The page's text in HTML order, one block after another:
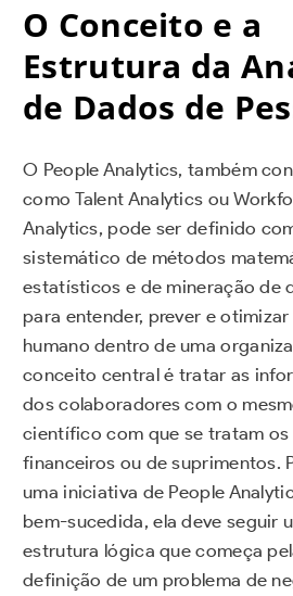
O Conceito e a
Estrutura da
de Dados de
O People Analytics, também
como Talent Analytics ou
Analytics, pode ser definido
sistemático de métodos
estatísticos e de mineração de
para entender, prever e
humano dentro de uma
conceito central é tratar as
dos colaboradores com o
científico com que se tratam
financeiros ou de suprimentos.
uma iniciativa de People
bem-sucedida, ela deve seguir
estrutura lógica que começa
definição de um problema de